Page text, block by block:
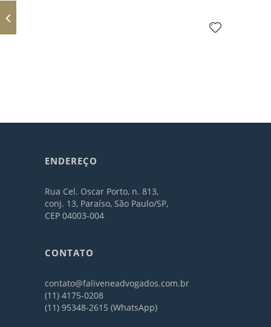
ENDEREÇO
Rua Cel. Oscar Porto, n. 813,
conj. 13, Paraíso, São Paulo/SP,
CEP 04003-004
CONTATO
contato@faliveneadvogados.com.br
(11) 4175-0208
(11) 95348-2615 (WhatsApp)